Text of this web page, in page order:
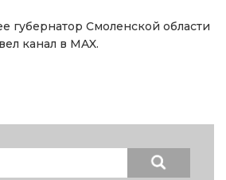
губернатор Смоленской области
канал в MAX.